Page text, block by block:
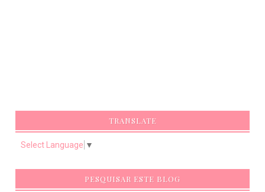
TRANSLATE
Select Language ▼
PESQUISAR ESTE BLOG